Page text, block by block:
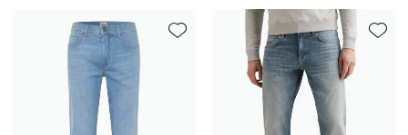
Toevoegen aan favorieten